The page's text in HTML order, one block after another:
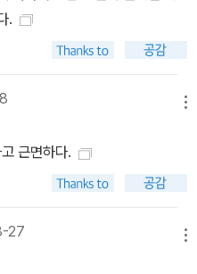
.
근면하다.
27